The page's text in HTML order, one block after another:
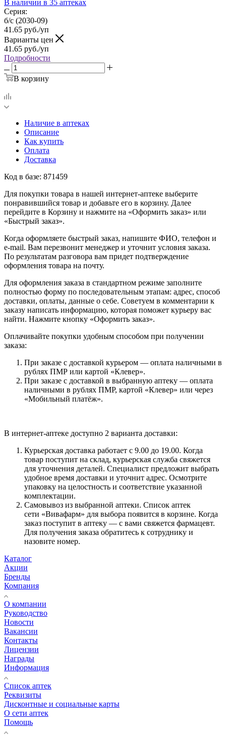
В наличии в 35 аптеках
Серия:
б/с (2030-09)
41.65 руб./уп
Варианты цен
41.65 руб./уп
Подробности
В корзину
Наличие в аптеках
Описание
Как купить
Оплата
Доставка
Код в базе: 871459
Для покупки товара в нашей интернет-аптеке выберите
понравившийся товар и добавьте его в корзину. Далее
перейдите в Корзину и нажмите на «Оформить заказ» или
«Быстрый заказ».
Когда оформляете быстрый заказ, напишите ФИО, телефон и
e-mail. Вам перезвонит менеджер и уточнит условия заказа.
По результатам разговора вам придет подтверждение
оформления товара на почту.
Для оформления заказа в стандартном режиме заполните
полностью форму по последовательным этапам: адрес, способ
доставки, оплаты, данные о себе. Советуем в комментарии к
заказу написать информацию, которая поможет курьеру вас
найти. Нажмите кнопку «Оформить заказ».
Оплачивайте покупки удобным способом при получении
заказа:
При заказе с доставкой курьером — оплата наличными в
рублях ПМР или картой «Клевер».
При заказе с доставкой в выбранную аптеку — оплата
наличными в рублях ПМР, картой «Клевер» или через
«Мобильный платёж».
В интернет-аптеке доступно 2 варианта доставки:
Курьерская доставка работает с 9.00 до 19.00. Когда
товар поступит на склад, курьерская служба свяжется
для уточнения деталей. Специалист предложит выбрать
удобное время доставки и уточнит адрес. Осмотрите
упаковку на целостность и соответствие указанной
комплектации.
Самовывоз из выбранной аптеки. Список аптек
сети «Вивафарм» для выбора появится в корзине. Когда
заказ поступит в аптеку — с вами свяжется фармацевт.
Для получения заказа обратитесь к сотруднику и
назовите номер.
Каталог
Акции
Бренды
Компания
О компании
Руководство
Новости
Вакансии
Контакты
Лицензии
Награды
Информация
Список аптек
Реквизиты
Дисконтные и социальные карты
О сети аптек
Помощь